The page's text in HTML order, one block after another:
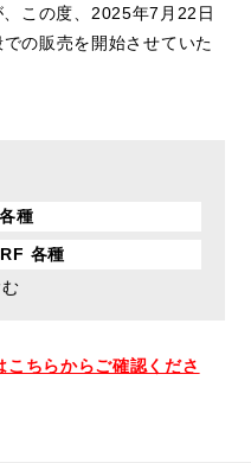
この度、2025年7月22日
の販売を開始させていた
種
各種
ちらからご確認くださ